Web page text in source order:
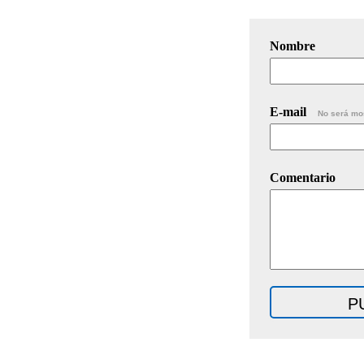
Nombre
E-mail No será
Comentario